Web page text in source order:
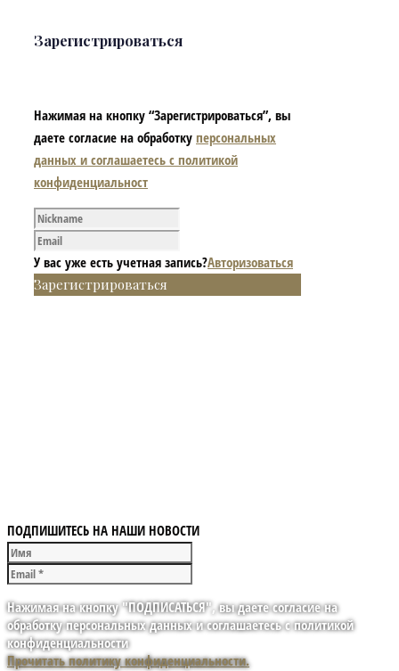
Зарегистрироваться
Нажимая на кнопку “Зарегистрироваться”, вы
даете согласие на обработку персональных
данных и соглашаетесь с политикой
конфиденциальност
У вас уже есть учетная запись?Авторизоваться
Зарегистрироваться
ПОДПИШИТЕСЬ НА НАШИ НОВОСТИ
Нажимая на кнопку "ПОДПИСАТЬСЯ", вы даете согласие на
обработку персональных данных и соглашаетесь с политикой
конфиденциальности
Прочитать политику конфиденциальности.